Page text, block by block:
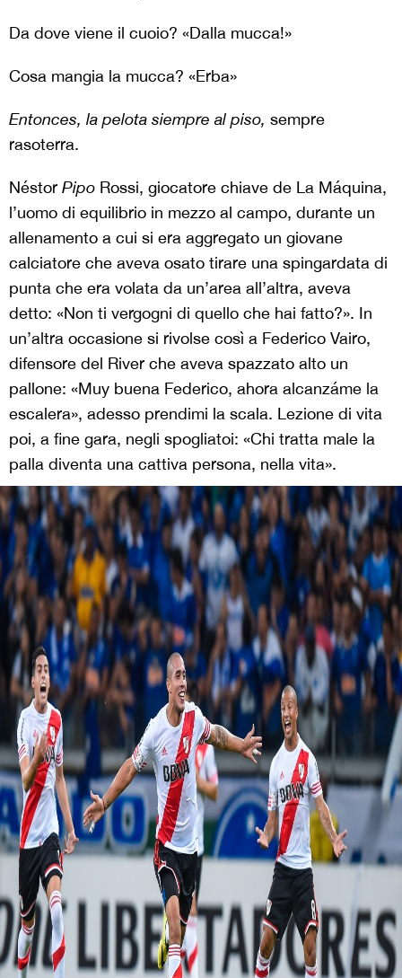
Da dove viene il cuoio? «Dalla mucca!»
Cosa mangia la mucca? «Erba»
Entonces, la pelota siempre al piso, sempre
rasoterra.
Néstor Pipo Rossi, giocatore chiave de La Máquina,
l’uomo di equilibrio in mezzo al campo, durante un
allenamento a cui si era aggregato un giovane
calciatore che aveva osato tirare una spingardata di
punta che era volata da un’area all’altra, aveva
detto: «Non ti vergogni di quello che hai fatto?». In
un’altra occasione si rivolse così a Federico Vairo,
difensore del River che aveva spazzato alto un
pallone: «Muy buena Federico, ahora alcanzáme la
escalera», adesso prendimi la scala. Lezione di vita
poi, a fine gara, negli spogliatoi: «Chi tratta male la
palla diventa una cattiva persona, nella vita».